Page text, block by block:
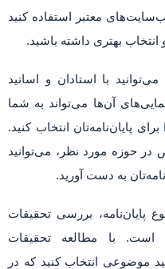
معتبر استفاده کنید
بهتری داشته باشید.
با استادان و اساتید
آن‌ها می‌تواند به شما
پایان‌نامه‌تان انتخاب کنید.
حوزه مورد نظر، می‌توانید
به دست آورید.
پایان‌نامه، بررسی تحقیقات
است. با مطالعه تحقیقات
موضوعی انتخاب کنید که در